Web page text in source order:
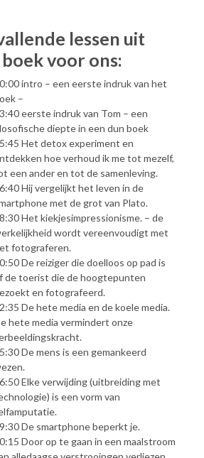
lessen uit
voor ons:
intro – een eerste indruk van het
–
eerste indruk van Tom – een
diepte in een dun boek
Het detox experiment en
hoe verhoud ik me tot mezelf,
een ander en tot de samenleving.
Hij vergelijkt het leven in de
met de grot van Plato.
Het kiekjesimpressionisme. – de
wordt vereenvoudigt met
fotograferen.
De reiziger die doelloos op pad is
de toerist die de hoogtepunten
en fotografeerd.
De hete media en de koele media.
hete media vermindert onze
De mens is een gemankeerd
Elke verwijding (uitbreiding met
is een vorm van
De smartphone beperkt je.
Door op te gaan in een maalstroom